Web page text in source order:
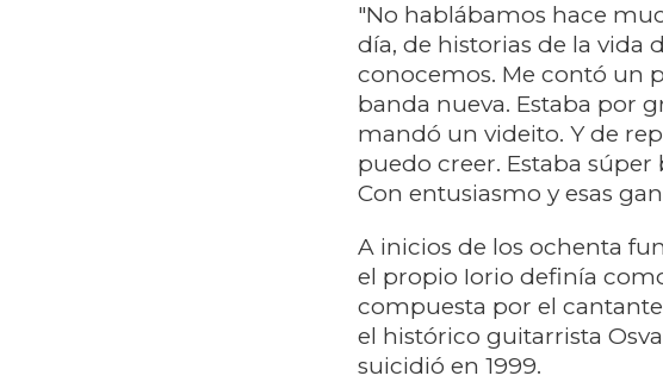
"No hablábamos hace
día, de historias de la vida
conocemos. Me contó un
banda nueva. Estaba por
mandó un videito. Y de
puedo creer. Estaba
Con entusiasmo y esas
A inicios de los ochenta
el propio Iorio definía
compuesta por el
el histórico guitarrista
suicidió en 1999.